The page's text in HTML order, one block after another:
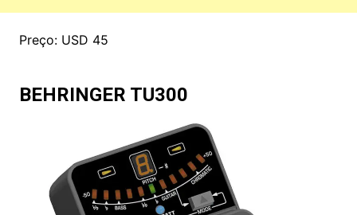
Preço: USD 45
BEHRINGER TU300